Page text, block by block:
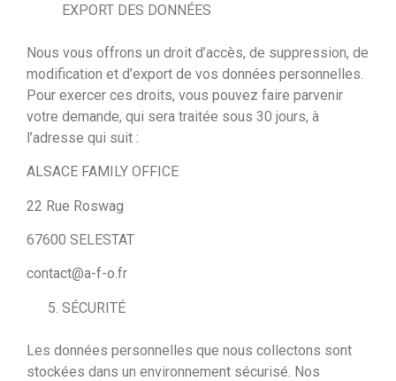
EXPORT DES DONNÉES
Nous vous offrons un droit d’accès, de suppression, de
modification et d’export de vos données personnelles.
Pour exercer ces droits, vous pouvez faire parvenir
votre demande, qui sera traitée sous 30 jours, à
l’adresse qui suit :
ALSACE FAMILY OFFICE
22 Rue Roswag
67600 SELESTAT
contact@a-f-o.fr
SÉCURITÉ
Les données personnelles que nous collectons sont
stockées dans un environnement sécurisé. Nos